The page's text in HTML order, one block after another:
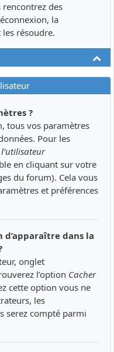
des
la
résoudre.
?
tous vos paramètres
Pour les
en cliquant sur votre
du forum). Cela vous
et préférences
dans la
onglet
l’option Cacher
cette option vous ne
les
serez compté parmi